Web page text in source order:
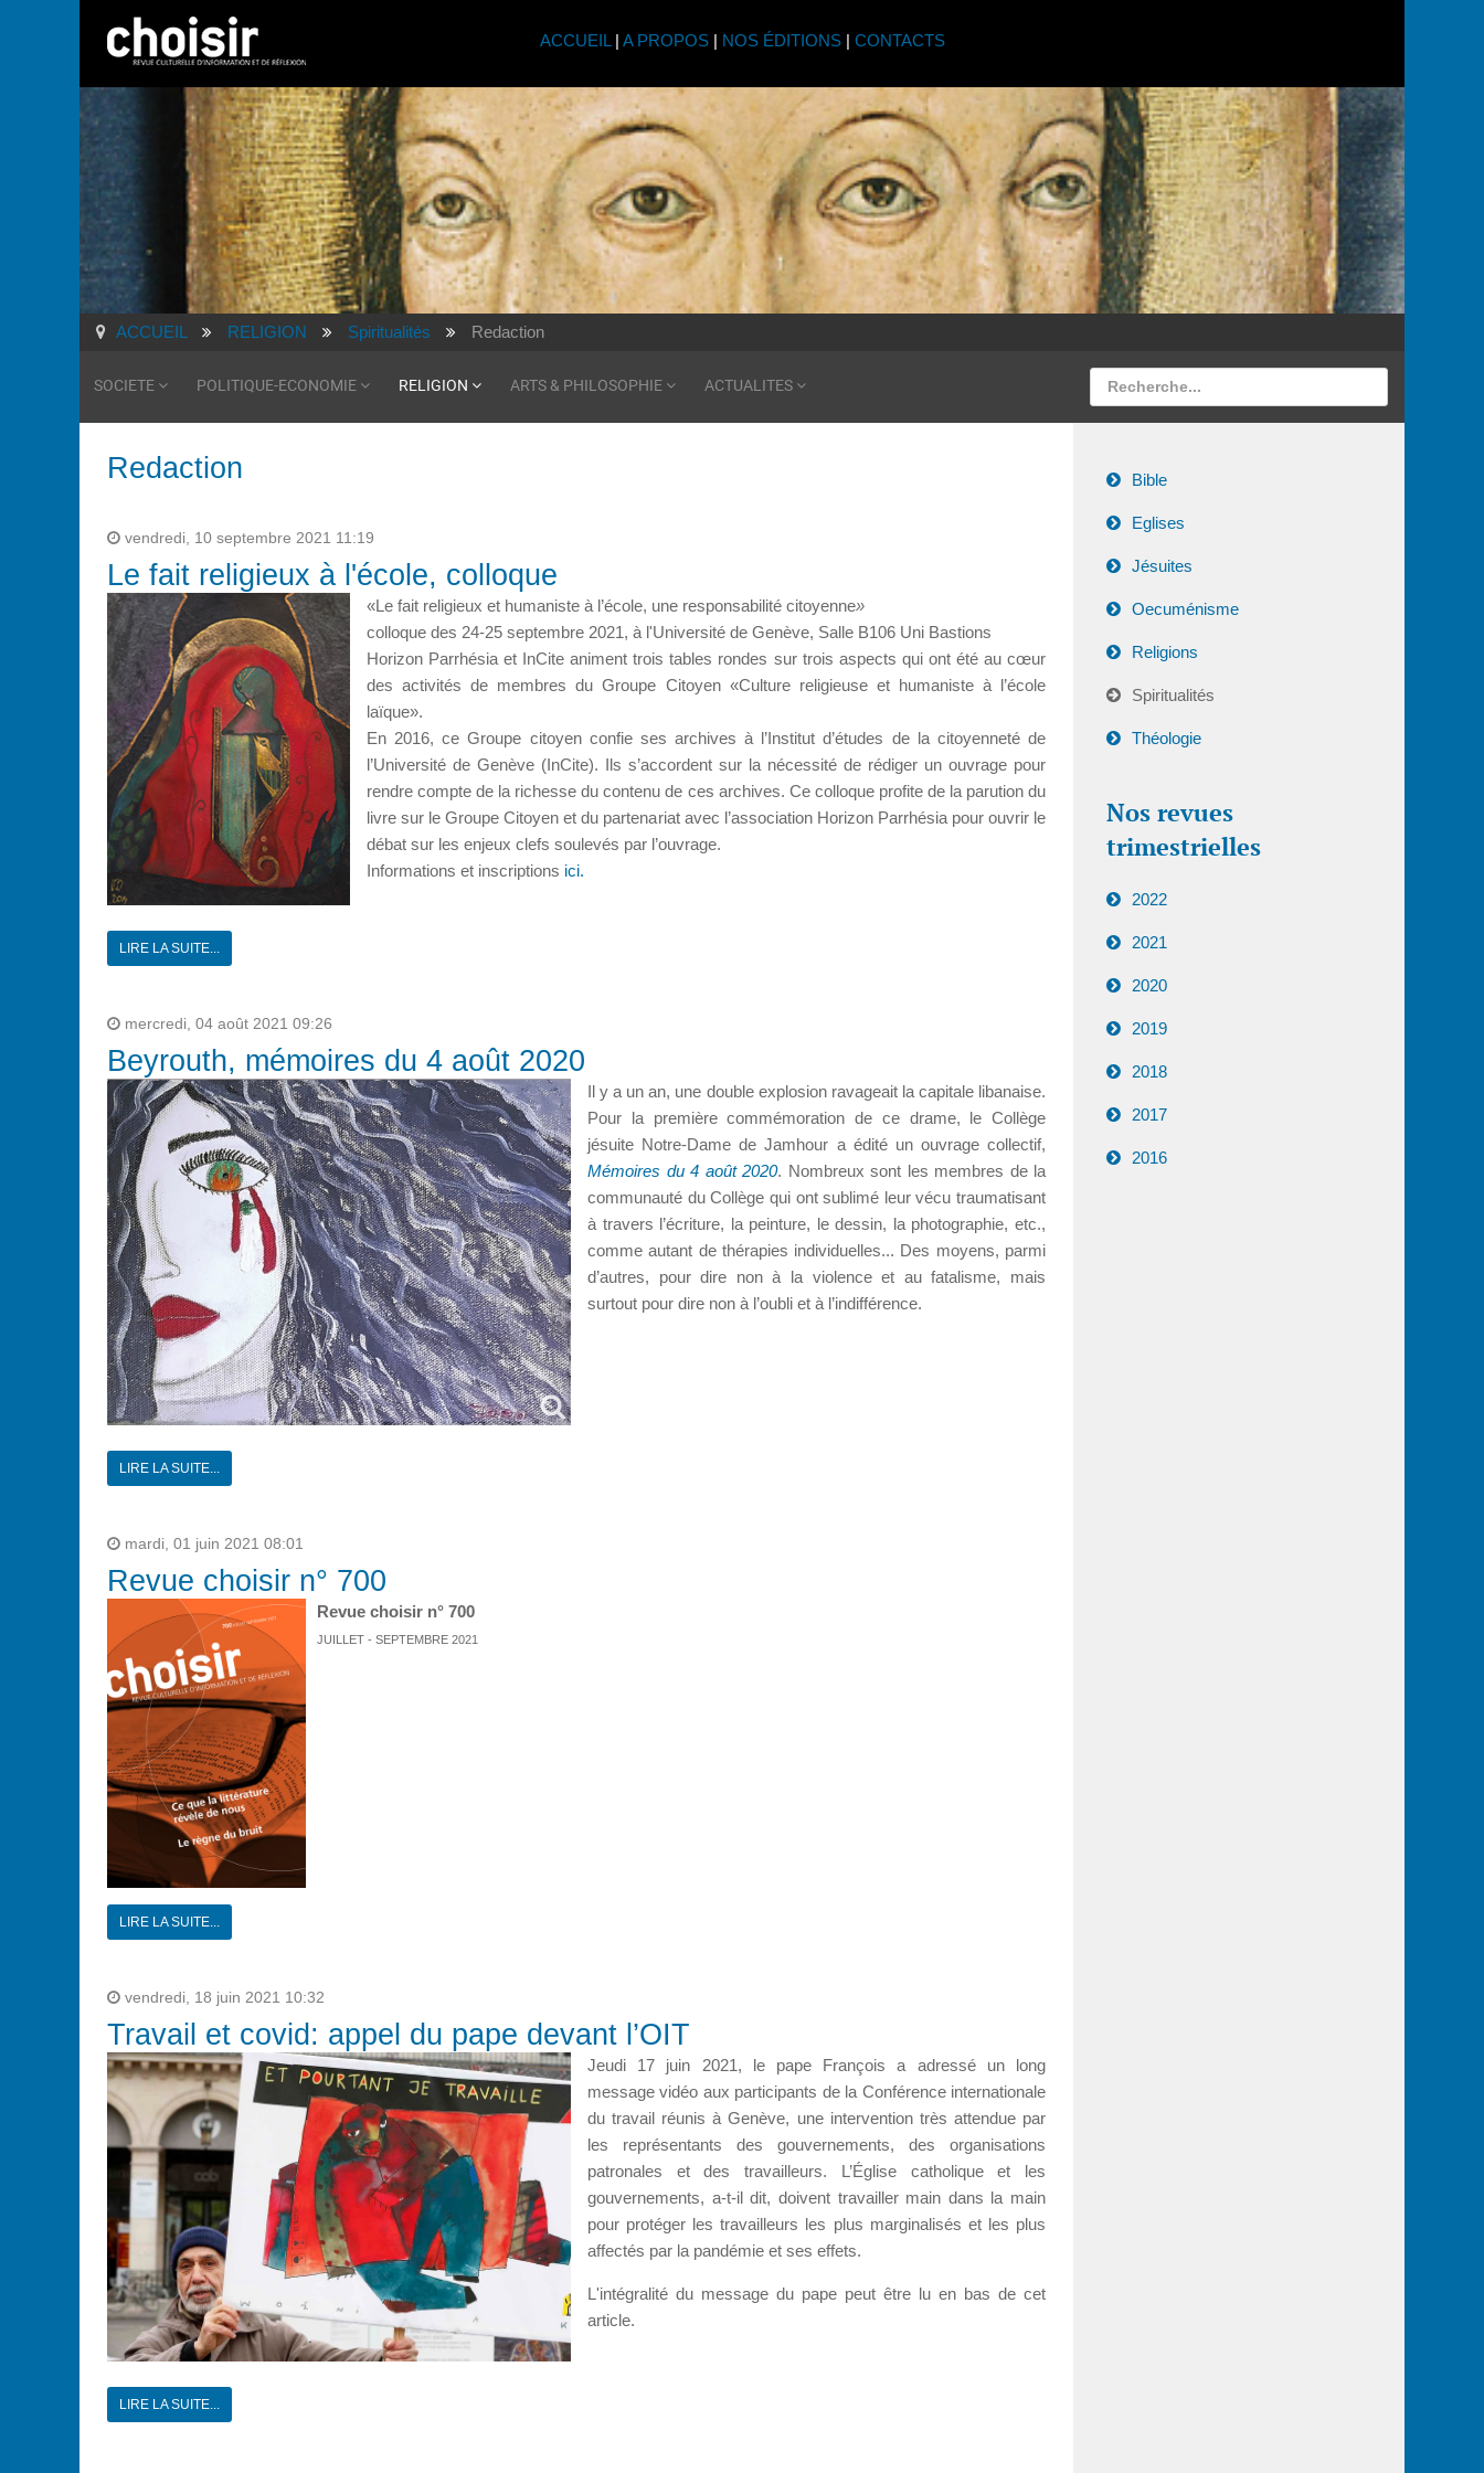
ACCUEIL | A PROPOS| NOS ÉDITIONS| CONTACTS
ACCUEIL RELIGION Spiritualités Redaction
SOCIETE POLITIQUE-ECONOMIE RELIGION ARTS & PHILOSOPHIE ACTUALITES
Redaction
vendredi, 10 septembre 2021 11:19
Le fait religieux à l'école, colloque
«Le fait religieux et humaniste à l’école, une responsabilité citoyenne»
colloque des 24-25 septembre 2021, à l'Université de Genève, Salle B106 Uni Bastions
Horizon Parrhésia et InCite animent trois tables rondes sur trois aspects qui ont été au cœur
des activités de membres du Groupe Citoyen «Culture religieuse et humaniste à l’école
laïque».
En 2016, ce Groupe citoyen confie ses archives à l’Institut d’études de la citoyenneté de
l’Université de Genève (InCite). Ils s’accordent sur la nécessité de rédiger un ouvrage pour
rendre compte de la richesse du contenu de ces archives. Ce colloque profite de la parution du
livre sur le Groupe Citoyen et du partenariat avec l’association Horizon Parrhésia pour ouvrir le
débat sur les enjeux clefs soulevés par l’ouvrage.
Informations et inscriptions ici.
LIRE LA SUITE...
mercredi, 04 août 2021 09:26
Beyrouth, mémoires du 4 août 2020
Il y a un an, une double explosion ravageait la capitale libanaise.
Pour la première commémoration de ce drame, le Collège
jésuite Notre-Dame de Jamhour a édité un ouvrage collectif,
Mémoires du 4 août 2020. Nombreux sont les membres de la
communauté du Collège qui ont sublimé leur vécu traumatisant
à travers l’écriture, la peinture, le dessin, la photographie, etc.,
comme autant de thérapies individuelles... Des moyens, parmi
d’autres, pour dire non à la violence et au fatalisme, mais
surtout pour dire non à l’oubli et à l’indifférence.
LIRE LA SUITE...
mardi, 01 juin 2021 08:01
Revue choisir n° 700
Revue choisir n° 700
JUILLET - SEPTEMBRE 2021
LIRE LA SUITE...
vendredi, 18 juin 2021 10:32
Travail et covid: appel du pape devant l’OIT
Jeudi 17 juin 2021, le pape François a adressé un long
message vidéo aux participants de la Conférence internationale
du travail réunis à Genève, une intervention très attendue par
les représentants des gouvernements, des organisations
patronales et des travailleurs. L’Église catholique et les
gouvernements, a-t-il dit, doivent travailler main dans la main
pour protéger les travailleurs les plus marginalisés et les plus
affectés par la pandémie et ses effets.
L'intégralité du message du pape peut être lu en bas de cet
article.
LIRE LA SUITE...
Bible
Eglises
Jésuites
Oecuménisme
Religions
Spiritualités
Théologie
Nos revues
trimestrielles
2022
2021
2020
2019
2018
2017
2016